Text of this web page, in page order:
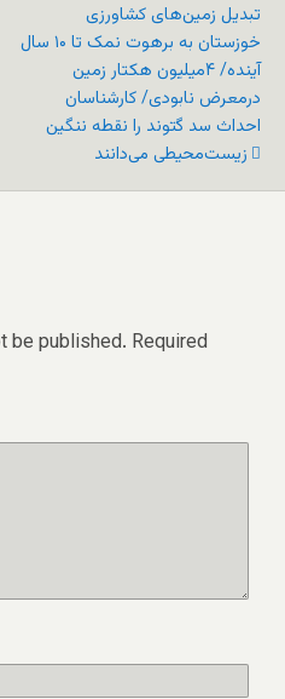
تبدیل زمین‌های کشاورزی
خوزستان به برهوت نمک تا ۱۰ سال
آینده/ ۴میلیون هکتار زمین
درمعرض نابودی/ کارشناسان
احداث سد گتوند را نقطه ننگین
زیست‌محیطی می‌دانند
be published. Required